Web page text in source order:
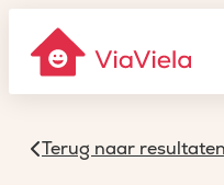
Terug naar resultaten